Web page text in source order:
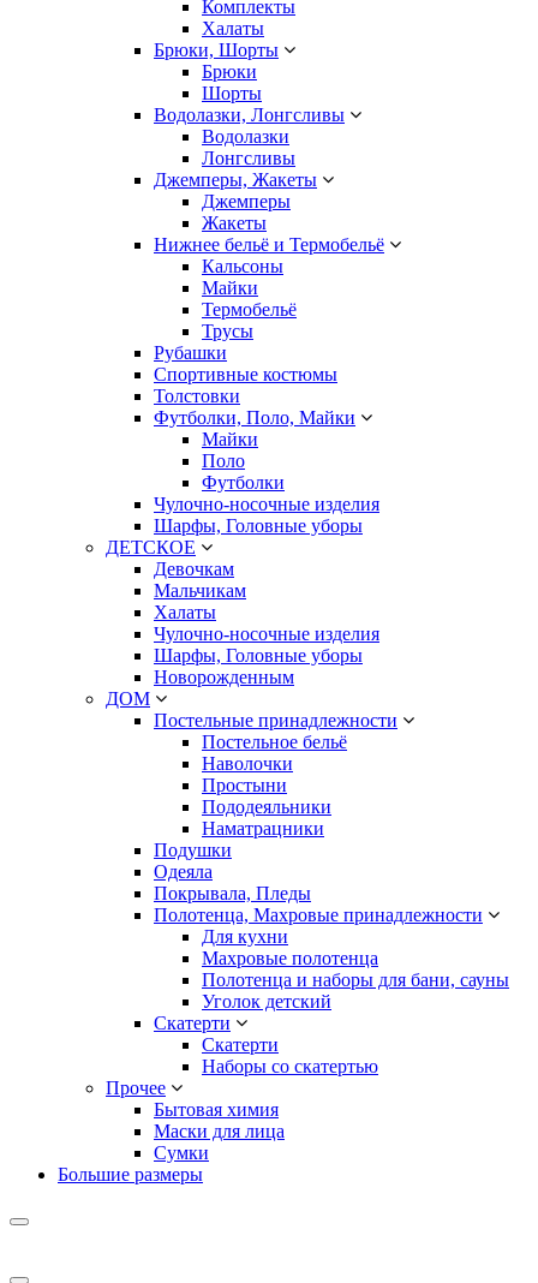
Комплекты
Халаты
Брюки, Шорты
Брюки
Шорты
Водолазки, Лонгсливы
Водолазки
Лонгсливы
Джемперы, Жакеты
Джемперы
Жакеты
Нижнее бельё и Термобельё
Кальсоны
Майки
Термобельё
Трусы
Рубашки
Спортивные костюмы
Толстовки
Футболки, Поло, Майки
Майки
Поло
Футболки
Чулочно-носочные изделия
Шарфы, Головные уборы
ДЕТСКОЕ
Девочкам
Мальчикам
Халаты
Чулочно-носочные изделия
Шарфы, Головные уборы
Новорожденным
ДОМ
Постельные принадлежности
Постельное бельё
Наволочки
Простыни
Пододеяльники
Наматрацники
Подушки
Одеяла
Покрывала, Пледы
Полотенца, Махровые принадлежности
Для кухни
Махровые полотенца
Полотенца и наборы для бани, сауны
Уголок детский
Скатерти
Скатерти
Наборы со скатертью
Прочее
Бытовая химия
Маски для лица
Сумки
Большие размеры